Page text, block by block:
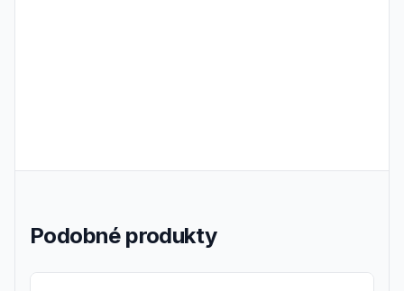
Podobné produkty